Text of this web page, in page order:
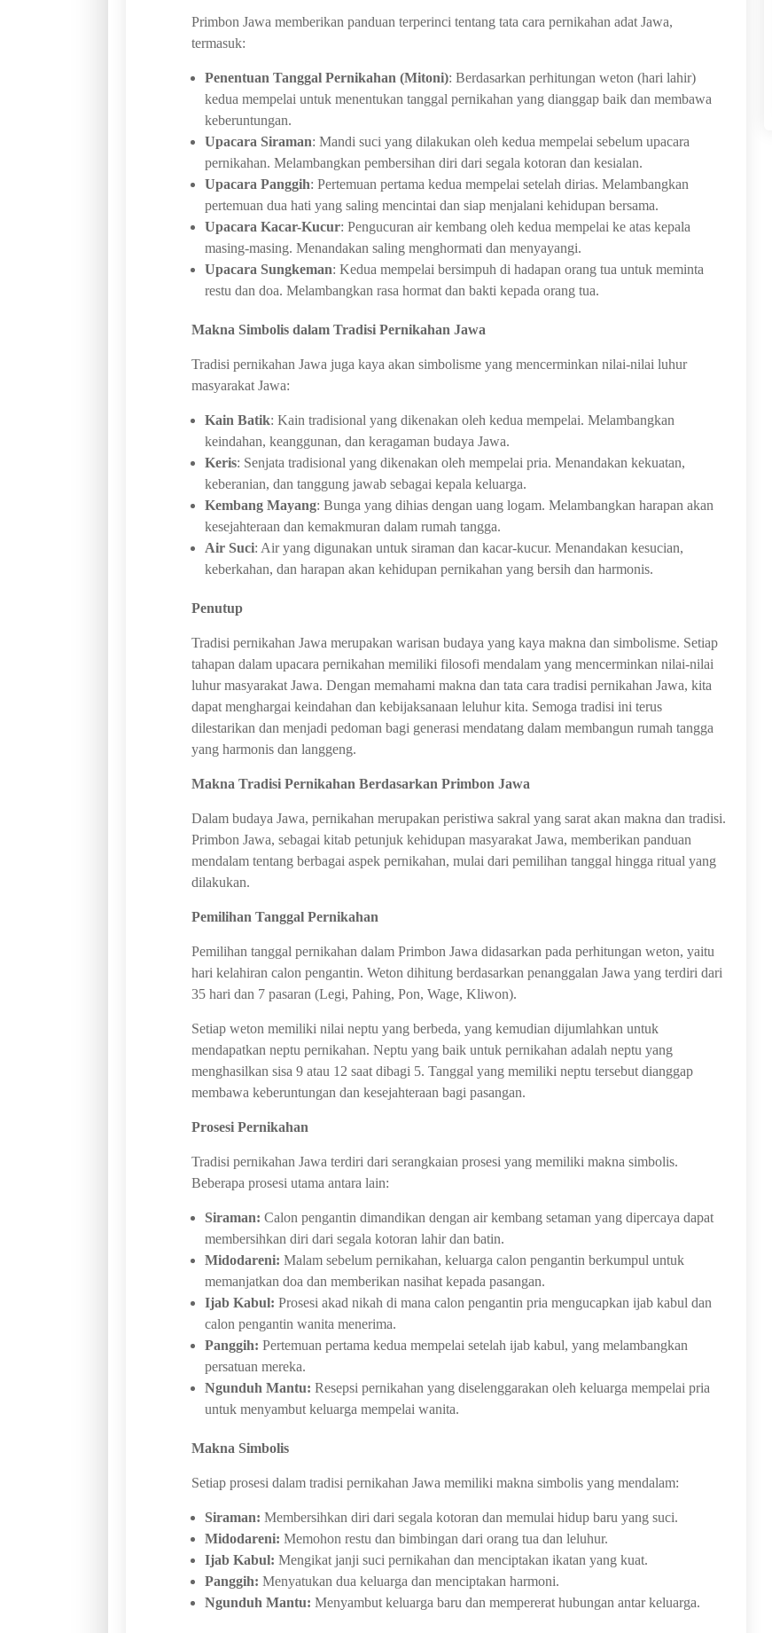
Primbon Jawa memberikan panduan terperinci tentang tata cara pernikahan adat Jawa,
termasuk:
Penentuan Tanggal Pernikahan (Mitoni): Berdasarkan perhitungan weton (hari lahir)
kedua mempelai untuk menentukan tanggal pernikahan yang dianggap baik dan membawa
keberuntungan.
Upacara Siraman: Mandi suci yang dilakukan oleh kedua mempelai sebelum upacara
pernikahan. Melambangkan pembersihan diri dari segala kotoran dan kesialan.
Upacara Panggih: Pertemuan pertama kedua mempelai setelah dirias. Melambangkan
pertemuan dua hati yang saling mencintai dan siap menjalani kehidupan bersama.
Upacara Kacar-Kucur: Pengucuran air kembang oleh kedua mempelai ke atas kepala
masing-masing. Menandakan saling menghormati dan menyayangi.
Upacara Sungkeman: Kedua mempelai bersimpuh di hadapan orang tua untuk meminta
restu dan doa. Melambangkan rasa hormat dan bakti kepada orang tua.
Makna Simbolis dalam Tradisi Pernikahan Jawa
Tradisi pernikahan Jawa juga kaya akan simbolisme yang mencerminkan nilai-nilai luhur
masyarakat Jawa:
Kain Batik: Kain tradisional yang dikenakan oleh kedua mempelai. Melambangkan
keindahan, keanggunan, dan keragaman budaya Jawa.
Keris: Senjata tradisional yang dikenakan oleh mempelai pria. Menandakan kekuatan,
keberanian, dan tanggung jawab sebagai kepala keluarga.
Kembang Mayang: Bunga yang dihias dengan uang logam. Melambangkan harapan akan
kesejahteraan dan kemakmuran dalam rumah tangga.
Air Suci: Air yang digunakan untuk siraman dan kacar-kucur. Menandakan kesucian,
keberkahan, dan harapan akan kehidupan pernikahan yang bersih dan harmonis.
Penutup
Tradisi pernikahan Jawa merupakan warisan budaya yang kaya makna dan simbolisme. Setiap
tahapan dalam upacara pernikahan memiliki filosofi mendalam yang mencerminkan nilai-nilai
luhur masyarakat Jawa. Dengan memahami makna dan tata cara tradisi pernikahan Jawa, kita
dapat menghargai keindahan dan kebijaksanaan leluhur kita. Semoga tradisi ini terus
dilestarikan dan menjadi pedoman bagi generasi mendatang dalam membangun rumah tangga
yang harmonis dan langgeng.
Makna Tradisi Pernikahan Berdasarkan Primbon Jawa
Dalam budaya Jawa, pernikahan merupakan peristiwa sakral yang sarat akan makna dan tradisi.
Primbon Jawa, sebagai kitab petunjuk kehidupan masyarakat Jawa, memberikan panduan
mendalam tentang berbagai aspek pernikahan, mulai dari pemilihan tanggal hingga ritual yang
dilakukan.
Pemilihan Tanggal Pernikahan
Pemilihan tanggal pernikahan dalam Primbon Jawa didasarkan pada perhitungan weton, yaitu
hari kelahiran calon pengantin. Weton dihitung berdasarkan penanggalan Jawa yang terdiri dari
35 hari dan 7 pasaran (Legi, Pahing, Pon, Wage, Kliwon).
Setiap weton memiliki nilai neptu yang berbeda, yang kemudian dijumlahkan untuk
mendapatkan neptu pernikahan. Neptu yang baik untuk pernikahan adalah neptu yang
menghasilkan sisa 9 atau 12 saat dibagi 5. Tanggal yang memiliki neptu tersebut dianggap
membawa keberuntungan dan kesejahteraan bagi pasangan.
Prosesi Pernikahan
Tradisi pernikahan Jawa terdiri dari serangkaian prosesi yang memiliki makna simbolis.
Beberapa prosesi utama antara lain:
Siraman: Calon pengantin dimandikan dengan air kembang setaman yang dipercaya dapat
membersihkan diri dari segala kotoran lahir dan batin.
Midodareni: Malam sebelum pernikahan, keluarga calon pengantin berkumpul untuk
memanjatkan doa dan memberikan nasihat kepada pasangan.
Ijab Kabul: Prosesi akad nikah di mana calon pengantin pria mengucapkan ijab kabul dan
calon pengantin wanita menerima.
Panggih: Pertemuan pertama kedua mempelai setelah ijab kabul, yang melambangkan
persatuan mereka.
Ngunduh Mantu: Resepsi pernikahan yang diselenggarakan oleh keluarga mempelai pria
untuk menyambut keluarga mempelai wanita.
Makna Simbolis
Setiap prosesi dalam tradisi pernikahan Jawa memiliki makna simbolis yang mendalam:
Siraman: Membersihkan diri dari segala kotoran dan memulai hidup baru yang suci.
Midodareni: Memohon restu dan bimbingan dari orang tua dan leluhur.
Ijab Kabul: Mengikat janji suci pernikahan dan menciptakan ikatan yang kuat.
Panggih: Menyatukan dua keluarga dan menciptakan harmoni.
Ngunduh Mantu: Menyambut keluarga baru dan mempererat hubungan antar keluarga.